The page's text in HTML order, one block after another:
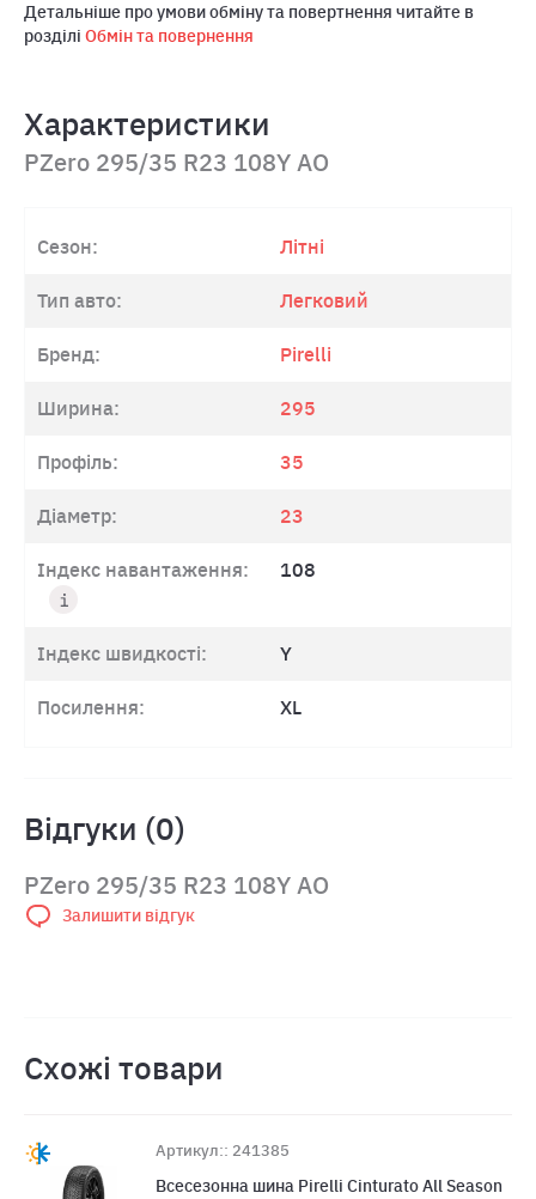
Детальніше про умови обміну та повертнення читайте в
розділі Обмін та повернення
Характеристики
PZero 295/35 R23 108Y AO
Сезон: Літні
Тип авто: Легковий
Бренд: Pirelli
Ширина: 295
Профіль: 35
Діаметр: 23
Індекс навантаження: 108
Індекс швидкості: Y
Посилення: XL
Відгуки (0)
PZero 295/35 R23 108Y AO
Залишити відгук
Схожі товари
Артикул:: 241385
Всесезонна шина Pirelli Cinturato All Season